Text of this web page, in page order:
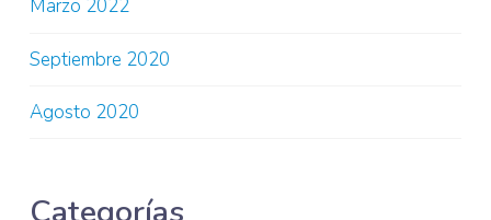
Marzo 2022
Septiembre 2020
Agosto 2020
Categorías